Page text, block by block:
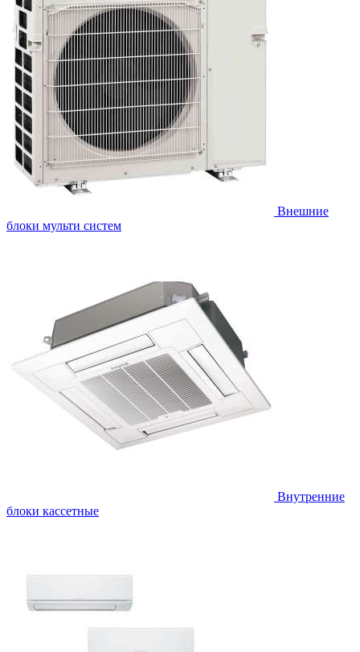
Внешние
блоки мульти систем
Внутренние
блоки кассетные